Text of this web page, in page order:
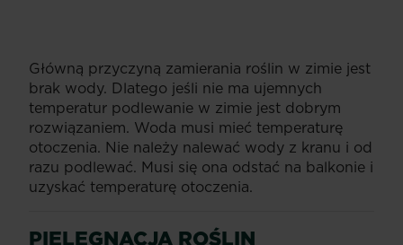
Główną przyczyną zamierania roślin w zimie jest
brak wody. Dlatego jeśli nie ma ujemnych
temperatur podlewanie w zimie jest dobrym
rozwiązaniem. Woda musi mieć temperaturę
otoczenia. Nie należy nalewać wody z kranu i od
razu podlewać. Musi się ona odstać na balkonie i
uzyskać temperaturę otoczenia.
PIELĘGNACJA ROŚLIN